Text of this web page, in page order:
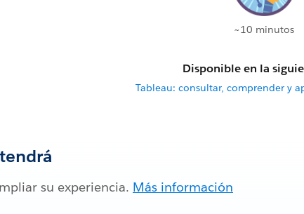
~10 minutos
Disponible en la
Tableau: consultar, comprender y
su experiencia. Más información